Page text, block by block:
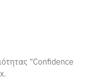
“Confidence